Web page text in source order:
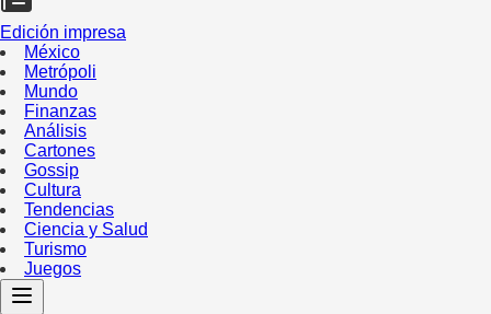
Edición impresa
México
Metrópoli
Mundo
Finanzas
Análisis
Cartones
Gossip
Cultura
Tendencias
Ciencia y Salud
Turismo
Juegos